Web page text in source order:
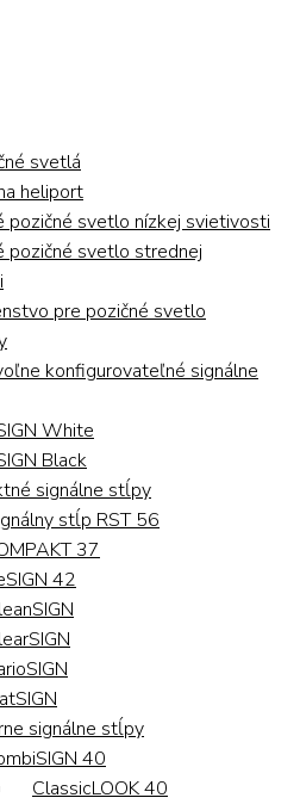
svetlá
heliport
pozičné svetlo nízkej svietivosti
pozičné svetlo strednej
pre pozičné svetlo
konfigurovateľné signálne
White
Black
signálne stĺpy
stĺp RST 56
37
42
signálne stĺpy
40
ClassicLOOK 40